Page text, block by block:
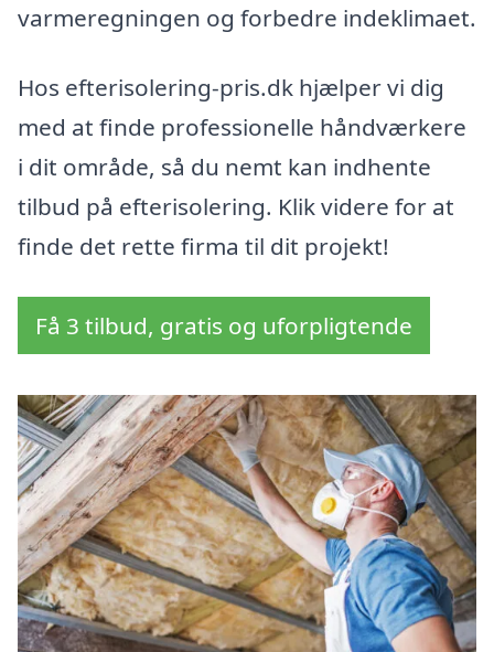
varmeregningen og forbedre indeklimaet.
Hos efterisolering-pris.dk hjælper vi dig
med at finde professionelle håndværkere
i dit område, så du nemt kan indhente
tilbud på efterisolering. Klik videre for at
finde det rette firma til dit projekt!
Få 3 tilbud, gratis og uforpligtende